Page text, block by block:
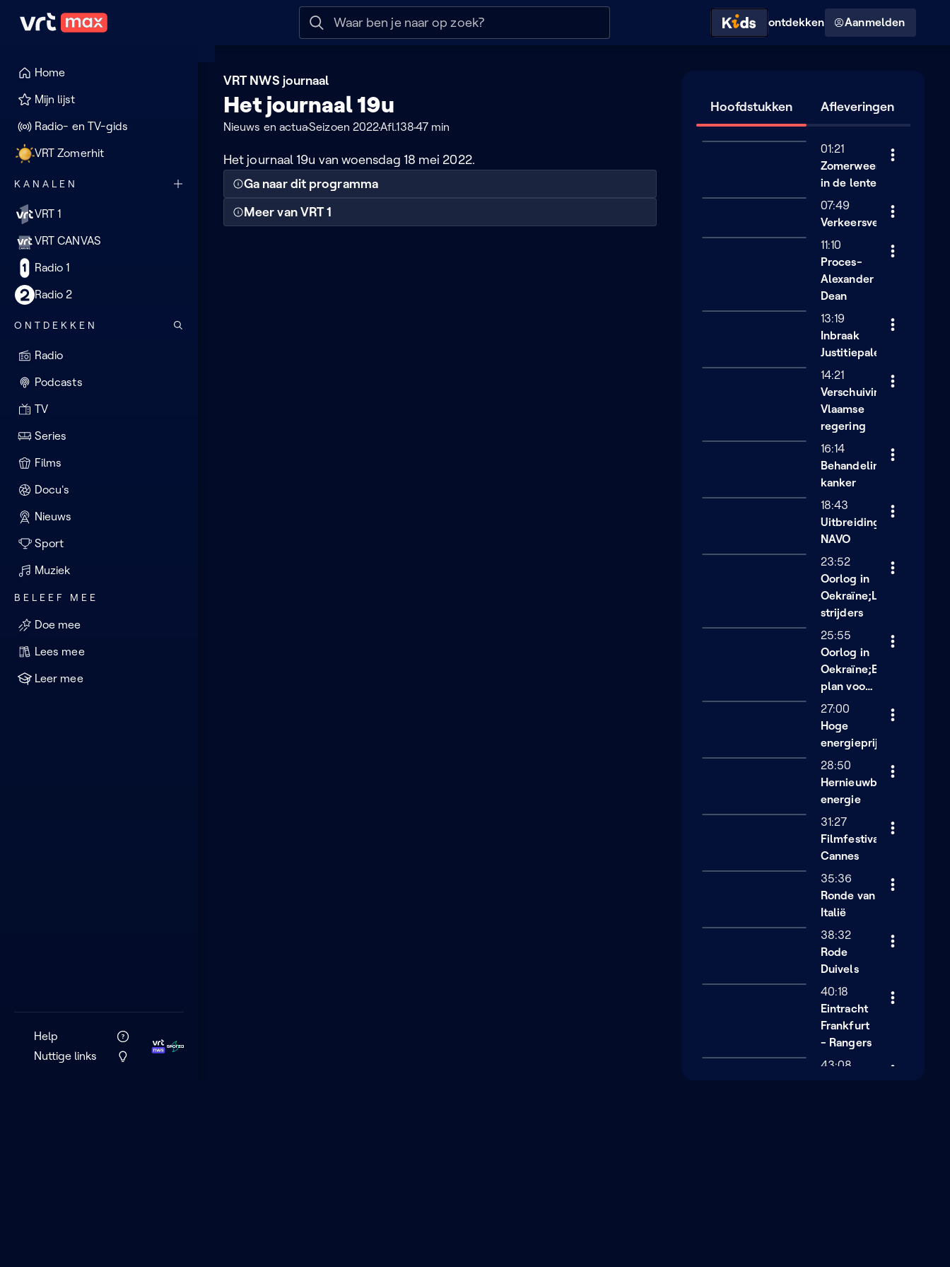
Naar hoofdinhoud Naar help Hoog contrast modus
ontdekken Aanmelden
Home
Mijn lijst
Radio- en TV-gids
VRT Zomerhit
KANALEN
VRT 1
VRT CANVAS
Radio 1
Radio 2
ONTDEKKEN
Radio
Podcasts
TV
Series
Films
Docu's
Nieuws
Sport
Muziek
BELEEF MEE
Doe mee
Lees mee
Leer mee
Help
Nuttige links
VRT NWS journaal
Het journaal 19u
Nieuws en actuaSeizoen 2022Afl.13847 min
Het journaal 19u van woensdag 18 mei 2022.
Ga naar dit programma
Meer van VRT 1
Hoofdstukken Afleveringen
01:21
Zomerweer
in de lente
07:49
Verkeersveiligheid
11:10
Proces-
Alexander
Dean
13:19
Inbraak
Justitiepaleis
14:21
Verschuivingen
Vlaamse
regering
16:14
Behandeling
kanker
18:43
Uitbreiding
NAVO
23:52
Oorlog in
Oekraïne;Lot
strijders
25:55
Oorlog in
Oekraïne;EU-
plan voor
energie
27:00
Hoge
energieprijzen
28:50
Hernieuwbare
energie
31:27
Filmfestival
Cannes
35:36
Ronde van
Italië
38:32
Rode
Duivels
40:18
Eintracht
Frankfurt
- Rangers
43:08